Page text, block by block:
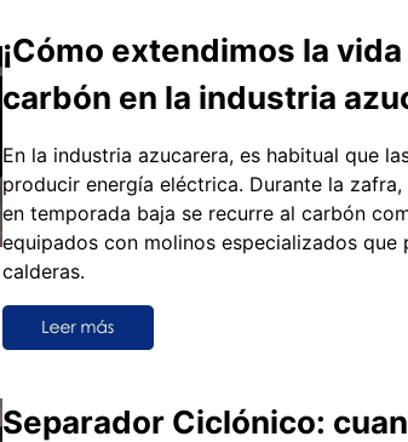
¡Cómo extendimos la
carbón en la industria
En la industria azucarera, es habitual que
producir energía eléctrica. Durante la
en temporada baja se recurre al carbón
equipados con molinos especializados
calderas.
Separador Ciclónico: